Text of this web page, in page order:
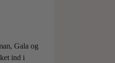
Gala og
ind i